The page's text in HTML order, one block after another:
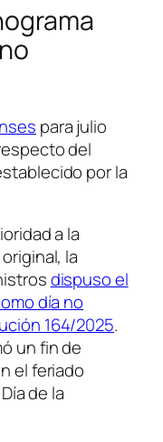
para julio
del
por la
a la
la
dispuso el
día no
164/2025.
un fin de
el feriado
de la